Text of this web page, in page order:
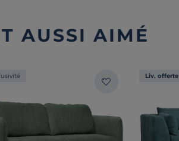
AUSSI AIMÉ
Liv. offerte